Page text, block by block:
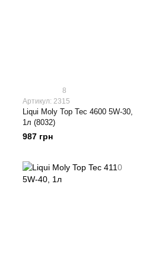
8
Артикул: 2315
Liqui Moly Top Tec 4600 5W-30,
1л (8032)
987 грн